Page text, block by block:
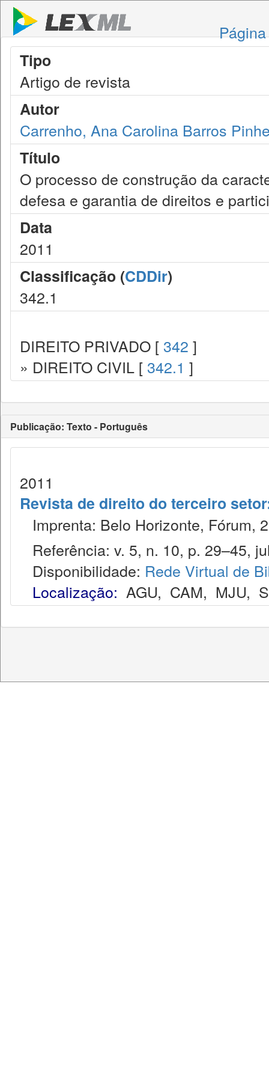
Tipo
Artigo de revista
Autor
Carrenho, Ana Carolina Barros
Título
O processo de construção da
defesa e garantia de direitos e
Data
2011
Classificação (CDDir)
342.1
DIREITO PRIVADO [ 342 ]
» DIREITO CIVIL [ 342.1 ]
Publicação: Texto - Português
2011
Revista de direito do terceiro
Imprenta: Belo Horizonte, Fórum,
Referência: v. 5, n. 10, p. 29–45,
Disponibilidade: Rede Virtual de
Localização: AGU, CAM, MJU,